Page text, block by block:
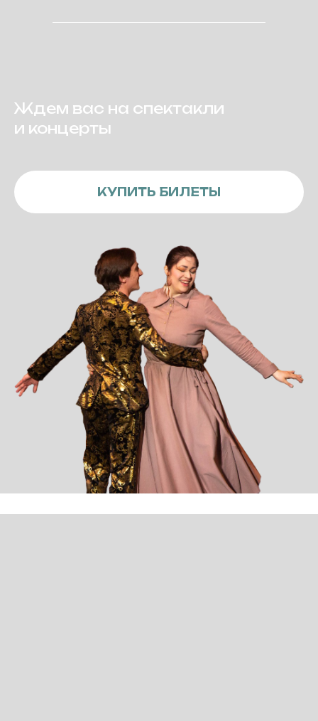
Ждем вас на спектакли
и концерты
КУПИТЬ БИЛЕТЫ